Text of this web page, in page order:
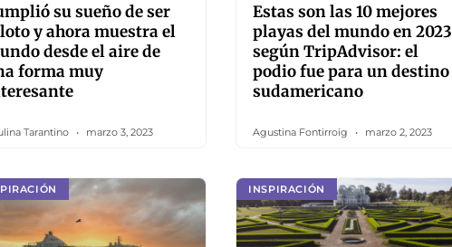
su sueño de ser
y ahora muestra el
desde el aire de
forma muy
Tarantino marzo 3, 2023
Estas son las 10 mejores
playas del mundo en 2023
según TripAdvisor: el
podio fue para un destino
sudamericano
Agustina Fontirroig marzo 2, 2023
INSPIRACIÓN